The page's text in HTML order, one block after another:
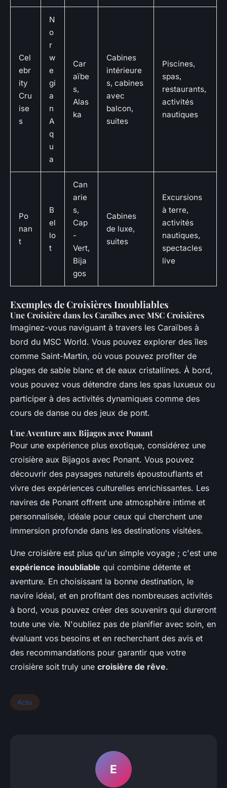
Cel
ebr
ity
Cru
ise
s
N
o
r
w
e
gi
a
n
A
q
u
a
Car
aïbe
s,
Alas
ka
Cabines
intérieure
s, cabines
avec
balcon,
suites
Piscines,
spas,
restaurants,
activités
nautiques
Po
nan
t
B
el
lo
t
Can
arie
s,
Cap
-
Vert,
Bija
gos
Cabines
de luxe,
suites
Excursions
à terre,
activités
nautiques,
spectacles
live
Exemples de Croisières Inoubliables
Une Croisière dans les Caraïbes avec MSC Croisières
Imaginez-vous naviguant à travers les Caraïbes à
bord du MSC World. Vous pouvez explorer des îles
comme Saint-Martin, où vous pouvez profiter de
plages de sable blanc et de eaux cristallines. À bord,
vous pouvez vous détendre dans les spas luxueux ou
participer à des activités dynamiques comme des
cours de danse ou des jeux de pont.
Une Aventure aux Bijagos avec Ponant
Pour une expérience plus exotique, considérez une
croisière aux Bijagos avec Ponant. Vous pouvez
découvrir des paysages naturels époustouflants et
vivre des expériences culturelles enrichissantes. Les
navires de Ponant offrent une atmosphère intime et
personnalisée, idéale pour ceux qui cherchent une
immersion profonde dans les destinations visitées.
Une croisière est plus qu'un simple voyage ; c'est une
expérience inoubliable qui combine détente et
aventure. En choisissant la bonne destination, le
navire idéal, et en profitant des nombreuses activités
à bord, vous pouvez créer des souvenirs qui dureront
toute une vie. N'oubliez pas de planifier avec soin, en
évaluant vos besoins et en recherchant des avis et
des recommandations pour garantir que votre
croisière soit truly une croisière de rêve.
Actu
E